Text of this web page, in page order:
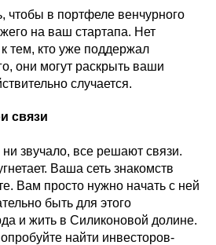
чтобы в портфеле венчурного
на ваш стартапа. Нет
тем, кто уже поддержал
они могут раскрыть ваши
случается.
связи
звучало, все решают связи.
Ваша сеть знакомств
Вам просто нужно начать с ней
быть для этого
и жить в Силиконовой долине.
найти инвесторов-